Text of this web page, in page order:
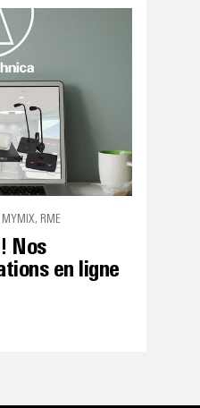
MYMIX, RME
Nos
en ligne